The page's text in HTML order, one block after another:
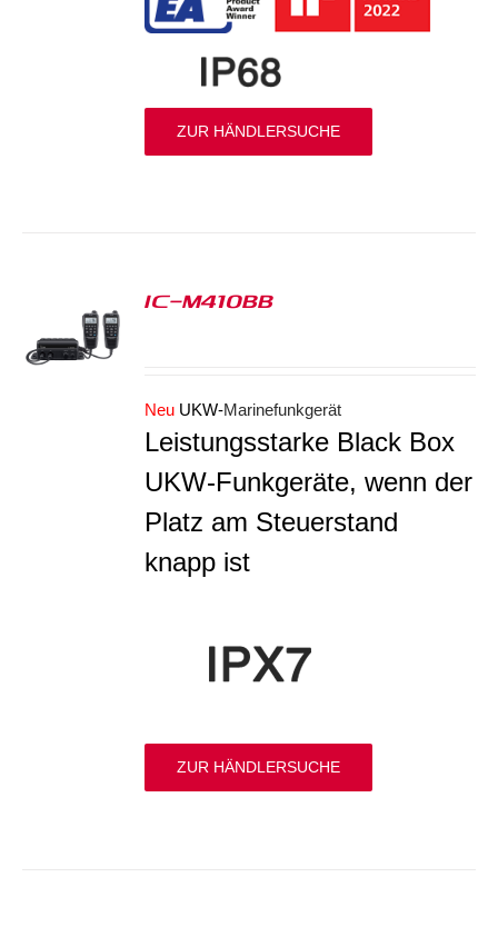
ZUR HÄNDLERSUCHE
IC-M410BB
Neu UKW-Marinefunkgerät
Leistungsstarke Black Box
UKW-Funkgeräte, wenn der
Platz am Steuerstand
knapp ist
ZUR HÄNDLERSUCHE